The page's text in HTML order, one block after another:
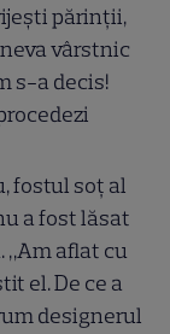
părinții,
vârstnic
s-a decis!
fostul soț al
a fost lăsat
„Am aflat cu
el. De ce a
designerul